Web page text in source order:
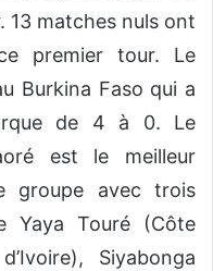
13 matches nuls ont
premier tour. Le
Burkina Faso qui a
de 4 à 0. Le
est le meilleur
groupe avec trois
Yaya Touré (Côte
Siyabonga